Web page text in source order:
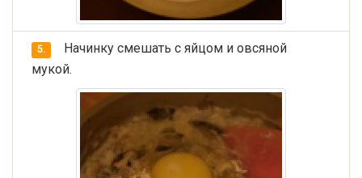
5.
Начинку смешать с яйцом и овсяной
мукой.